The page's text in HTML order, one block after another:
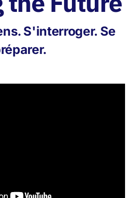
S'interroger. Se